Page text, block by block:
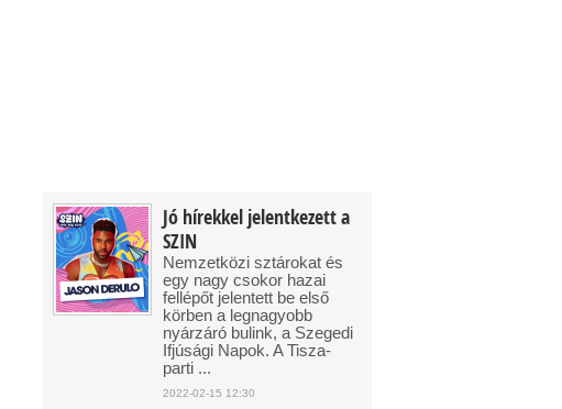
Jó hírekkel jelentkezett a
SZIN
Nemzetközi sztárokat és
egy nagy csokor hazai
fellépőt jelentett be első
körben a legnagyobb
nyárzáró bulink, a Szegedi
Ifjúsági Napok. A Tisza-
parti ...
2022-02-15 12:30